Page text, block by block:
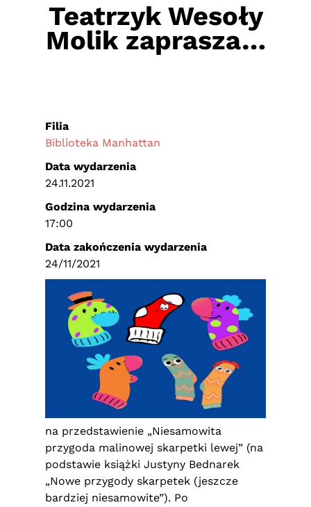
Teatrzyk Wesoły
Molik zaprasza…
na przedstawienie „Niesamowita
przygoda malinowej skarpetki lewej” (na
podstawie książki Justyny Bednarek
„Nowe przygody skarpetek (jeszcze
bardziej niesamowite”). Po
Filia
Biblioteka Manhattan
Data wydarzenia
24.11.2021
Godzina wydarzenia
17:00
Data zakończenia wydarzenia
24/11/2021